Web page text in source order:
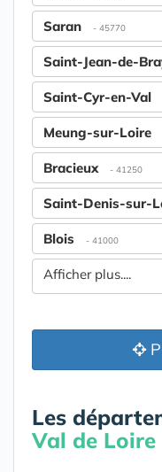
Saran - 45770
Saint-Jean-de-
Saint-Cyr-en-Val
Meung-sur-Loire
Bracieux - 41250
Saint-Denis-sur-
Blois - 41000
Afficher plus....
Les
Val de Loire